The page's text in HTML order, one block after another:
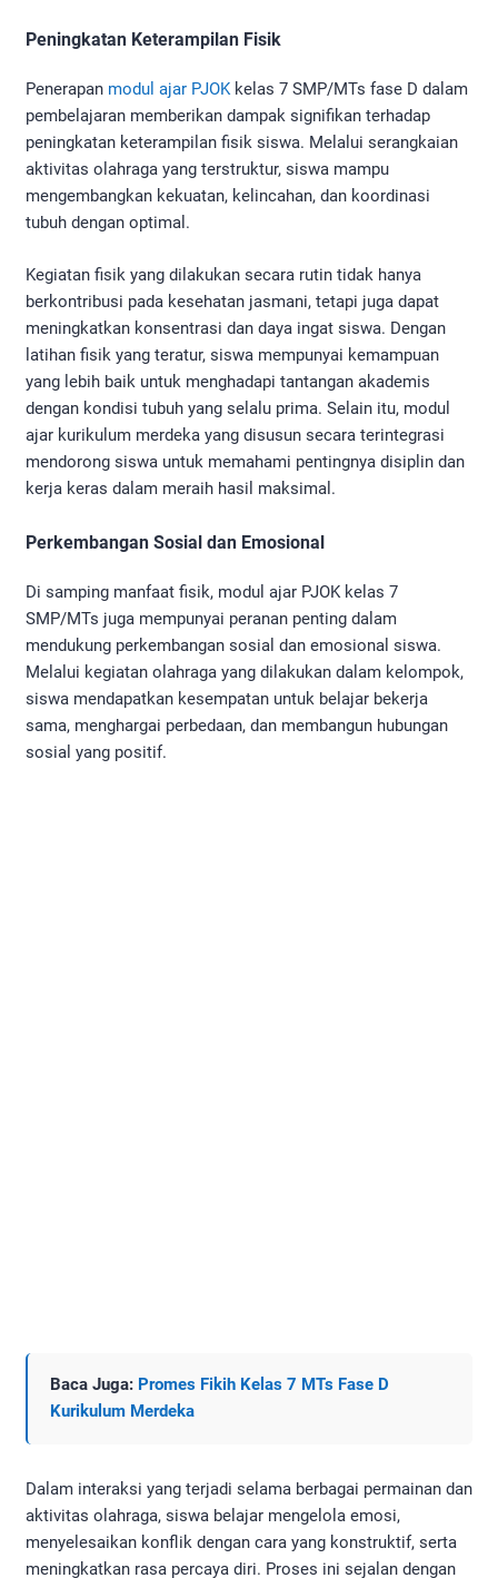
Peningkatan Keterampilan Fisik
Penerapan modul ajar PJOKkelas 7 SMP/MTs fase D dalam
pembelajaran memberikan dampak signifikan terhadap
peningkatan keterampilan fisik siswa. Melalui serangkaian
aktivitas olahraga yang terstruktur, siswa mampu
mengembangkan kekuatan, kelincahan, dan koordinasi
tubuh dengan optimal.
Kegiatan fisik yang dilakukan secara rutin tidak hanya
berkontribusi pada kesehatan jasmani, tetapi juga dapat
meningkatkan konsentrasi dan daya ingat siswa. Dengan
latihan fisik yang teratur, siswa mempunyai kemampuan
yang lebih baik untuk menghadapi tantangan akademis
dengan kondisi tubuh yang selalu prima. Selain itu, modul
ajar kurikulum merdeka yang disusun secara terintegrasi
mendorong siswa untuk memahami pentingnya disiplin dan
kerja keras dalam meraih hasil maksimal.
Perkembangan Sosial dan Emosional
Di samping manfaat fisik, modul ajar PJOK kelas 7
SMP/MTs juga mempunyai peranan penting dalam
mendukung perkembangan sosial dan emosional siswa.
Melalui kegiatan olahraga yang dilakukan dalam kelompok,
siswa mendapatkan kesempatan untuk belajar bekerja
sama, menghargai perbedaan, dan membangun hubungan
sosial yang positif.
Baca Juga: Promes Fikih Kelas 7 MTs Fase D
Kurikulum Merdeka
Dalam interaksi yang terjadi selama berbagai permainan dan
aktivitas olahraga, siswa belajar mengelola emosi,
menyelesaikan konflik dengan cara yang konstruktif, serta
meningkatkan rasa percaya diri. Proses ini sejalan dengan